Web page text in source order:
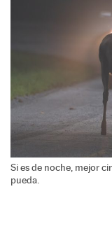
Si es de noche, mejor
pueda.